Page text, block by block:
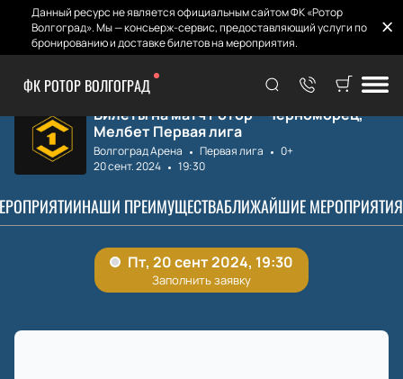
Данный ресурс не является официальным сайтом ФК «Ротор
Волгоград». Мы — консьерж-сервис, предоставляющий услуги по
бронированию и доставке билетов на мероприятия.
ФК РОТОР ВОЛГОГРАД
Главная Матчи и Билеты Ротор – Черномор...
Билеты на матч Ротор – Черноморец,
Мелбет Первая лига
Волгоград Арена Первая лига
0+
20 сент. 2024
19:30
НАШИ ПРЕИМУЩЕСТВАБЛИЖАЙШИЕ МЕРОПРИЯТИЯ